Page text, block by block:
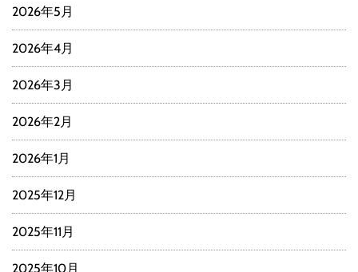
2026年5月
2026年4月
2026年3月
2026年2月
2026年1月
2025年12月
2025年11月
2025年10月